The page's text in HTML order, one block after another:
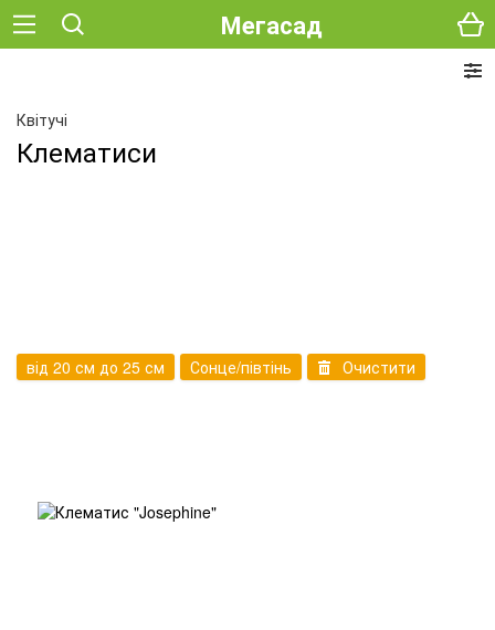
Мегасад
Квітучі
Клематиси
від 20 см до 25 см Сонце/півтінь Очистити